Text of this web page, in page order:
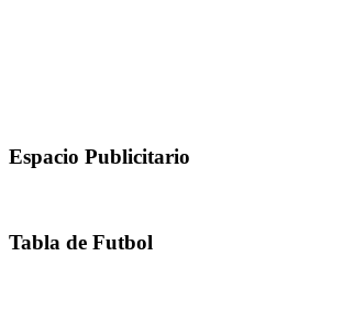
Espacio Publicitario
Tabla de Futbol